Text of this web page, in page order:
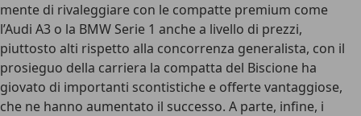
mente di rivaleggiare con le compatte premium come
l’Audi A3 o la BMW Serie 1 anche a livello di prezzi,
piuttosto alti rispetto alla concorrenza generalista, con il
prosieguo della carriera la compatta del Biscione ha
giovato di importanti scontistiche e offerte vantaggiose,
che ne hanno aumentato il successo. A parte, infine, i